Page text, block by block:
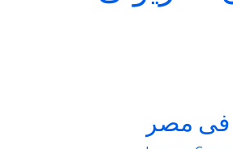
فى مصر
إلاعلانيه